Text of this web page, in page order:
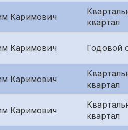
Каримович
квартал
Каримович Годовой
Каримович
квартал
Каримович
квартал